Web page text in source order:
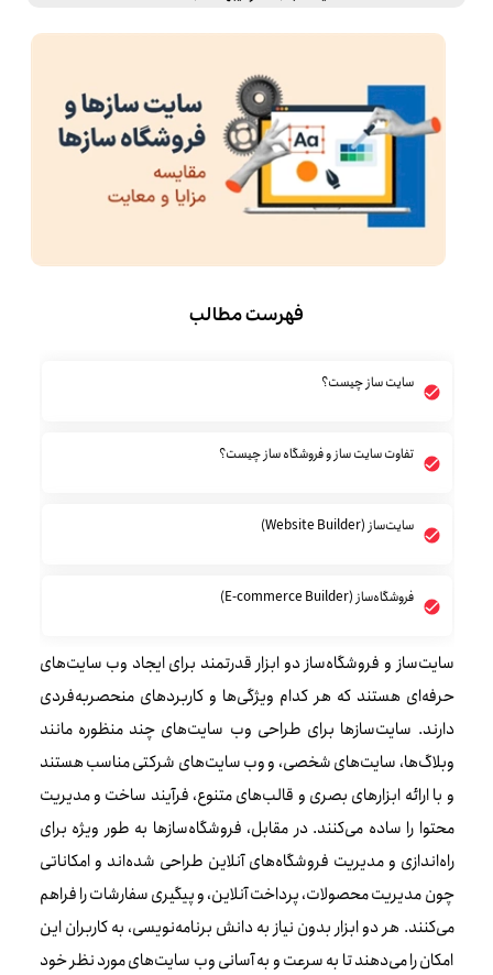
فهرست مطالب
سایت ساز چیست؟
تفاوت سایت ساز و فروشگاه ساز چیست؟
سایت‌ساز (Website Builder)
فروشگاه‌ساز (E-commerce Builder)
سایت‌ساز و فروشگاه‌ساز دو ابزار قدرتمند برای ایجاد وب‌ سایت‌های
حرفه‌ای هستند که هر کدام ویژگی‌ها و کاربردهای منحصربه‌فردی
دارند. سایت‌سازها برای طراحی وب‌ سایت‌های چند منظوره مانند
وبلاگ‌ها، سایت‌های شخصی، و وب‌ سایت‌های شرکتی مناسب هستند
و با ارائه ابزارهای بصری و قالب‌های متنوع، فرآیند ساخت و مدیریت
محتوا را ساده می‌کنند. در مقابل، فروشگاه‌سازها به طور ویژه برای
راه‌اندازی و مدیریت فروشگاه‌های آنلاین طراحی شده‌اند و امکاناتی
چون مدیریت محصولات، پرداخت آنلاین، و پیگیری سفارشات را فراهم
می‌کنند. هر دو ابزار بدون نیاز به دانش برنامه‌نویسی، به کاربران این
امکان را می‌دهند تا به سرعت و به آسانی وب‌ سایت‌های مورد نظر خود